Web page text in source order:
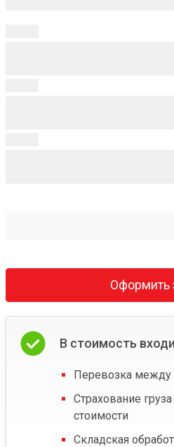
Оформить
В стоимость
Перевозка между
Страхование
стоимости
Складская